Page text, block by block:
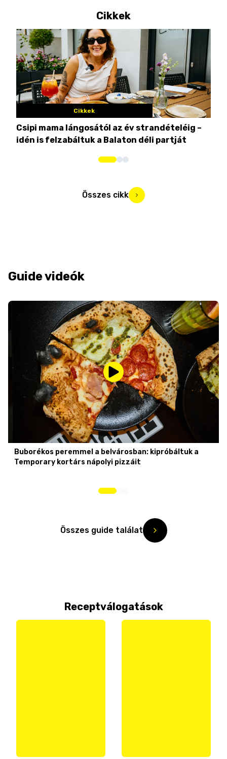
Cikkek
Cikkek
Csipi mama lángosától az év strandételéig –
idén is felzabáltuk a Balaton déli partját
Összes cikk
Guide videók
Buborékos peremmel a belvárosban: kipróbáltuk a
Temporary kortárs nápolyi pizzáit
Összes guide találat
Receptválogatások